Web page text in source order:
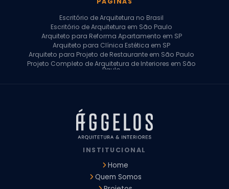
Escritório de Arquitetura no Brasil
Escritório de Arquitetura em São Paulo
Arquiteto para Reforma Apartamento em SP
Arquiteto para Clínica Estética em SP
Arquiteto para Projeto de Restaurante em São Paulo
Projeto Completo de Arquitetura de Interiores em São
Paulo
Arquiteto para Projeto Comercial em São Paulo
Arquiteto Comercial
Arquiteto para Reforma de Apartamento
Arquiteto para Reforma Residencial
Arquitetura para Reforma de Casas
Design de Interiores Apartamentos
Design de Interiores Residencial
INSTITUCIONAL
Home
Quem Somos